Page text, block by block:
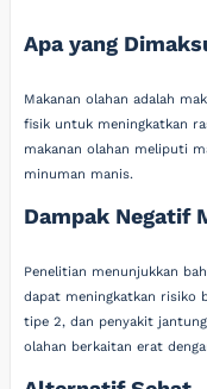
Apa yang
Makanan olahan adalah
fisik untuk meningkatkan
makanan olahan meliputi
minuman manis.
Dampak Negatif
Penelitian menunjukkan
dapat meningkatkan risiko
tipe 2, dan penyakit
olahan berkaitan erat